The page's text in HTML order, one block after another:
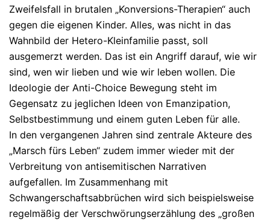
Zweifelsfall in brutalen „Konversions-Therapien“ auch
gegen die eigenen Kinder. Alles, was nicht in das
Wahnbild der Hetero-Kleinfamilie passt, soll
ausgemerzt werden. Das ist ein Angriff darauf, wie wir
sind, wen wir lieben und wie wir leben wollen. Die
Ideologie der Anti-Choice Bewegung steht im
Gegensatz zu jeglichen Ideen von Emanzipation,
Selbstbestimmung und einem guten Leben für alle.
In den vergangenen Jahren sind zentrale Akteure des
„Marsch fürs Leben“ zudem immer wieder mit der
Verbreitung von antisemitischen Narrativen
aufgefallen. Im Zusammenhang mit
Schwangerschaftsabbrüchen wird sich beispielsweise
regelmäßig der Verschwörungserzählung des „großen